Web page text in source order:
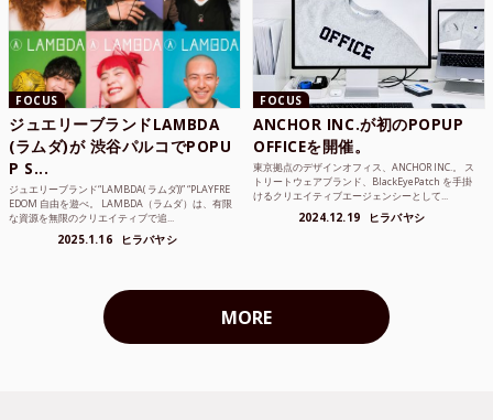
FOCUS
ジュエリーブランドLAMBDA
(ラムダ)が 渋谷パルコでPOPU
P S...
ジュエリーブランド“LAMBDA( ラムダ))” “PLAYFRE
EDOM 自由を遊べ。 LAMBDA（ラムダ）は、有限
な資源を無限のクリエイティブで追...
2025.1.16 ヒラバヤシ
FOCUS
ANCHOR INC.が初のPOPUP
OFFICEを開催。
東京拠点のデザインオフィス、ANCHOR INC.。 ス
トリートウェアブランド、BlackEyePatch を手掛
けるクリエイティブエージェンシーとして...
2024.12.19 ヒラバヤシ
MORE